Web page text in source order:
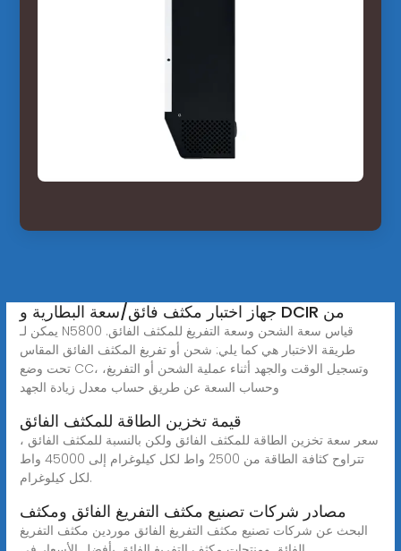
جهاز اختبار مكثف فائق/سعة البطارية و DCIR من
يمكن لـ N5800 قياس سعة الشحن وسعة التفريغ للمكثف الفائق.
طريقة الاختبار هي كما يلي: شحن أو تفريغ المكثف الفائق المقاس
تحت وضع CC، وتسجيل الوقت والجهد أثناء عملية الشحن أو التفريغ،
وحساب السعة عن طريق حساب معدل زيادة الجهد
قيمة تخزين الطاقة للمكثف الفائق
سعر سعة تخزين الطاقة للمكثف الفائق ولكن بالنسبة للمكثف الفائق ،
تتراوح كثافة الطاقة من 2500 واط لكل كيلوغرام إلى 45000 واط
لكل كيلوغرام.
مصادر شركات تصنيع مكثف التفريغ الفائق ومكثف
البحث عن شركات تصنيع مكثف التفريغ الفائق موردين مكثف التفريغ